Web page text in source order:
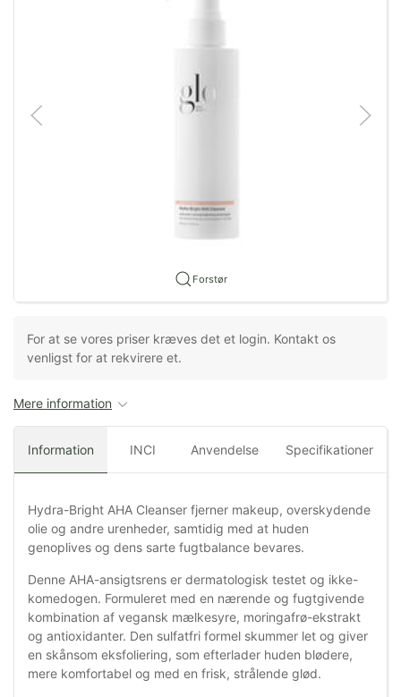
Forstør
For at se vores priser kræves det et login. Kontakt os
venligst for at rekvirere et.
Mere information
Information INCI Anvendelse Specifikationer
Hydra-Bright AHA Cleanser fjerner makeup, overskydende
olie og andre urenheder, samtidig med at huden
genoplives og dens sarte fugtbalance bevares.
Denne AHA-ansigtsrens er dermatologisk testet og ikke-
komedogen. Formuleret med en nærende og fugtgivende
kombination af vegansk mælkesyre, moringafrø-ekstrakt
og antioxidanter. Den sulfatfri formel skummer let og giver
en skånsom eksfoliering, som efterlader huden blødere,
mere komfortabel og med en frisk, strålende glød.